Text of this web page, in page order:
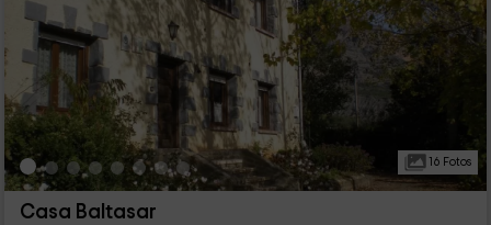
16 Fotos
Casa Baltasar